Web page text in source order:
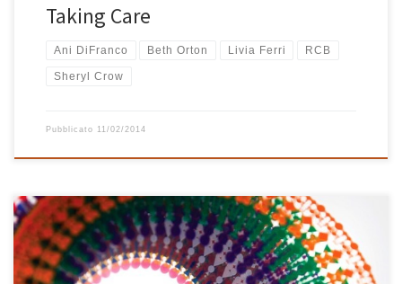
Taking Care
Ani DiFranco Beth Orton Livia Ferri RCB
Sheryl Crow
Pubblicato 11/02/2014
L’inizio è soul, poi diventa pop, ma cambia dopo poco arrivando